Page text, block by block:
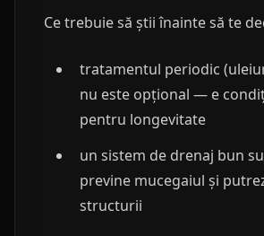
Ce trebuie să știi înainte să te
tratamentul periodic
nu este opțional — e
pentru longevitate
un sistem de drenaj bun
previne mucegaiul și
structurii